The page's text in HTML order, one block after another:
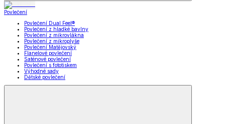
Povlečení
Povlečení Dual Feel®
Povlečení z hladké bavlny
Povlečení z mikrovlákna
Povlečení z mikroplyše
Povlečení Matějovský
Flanelové povlečení
Saténové povlečení
Povlečení s fototiskem
Výhodné sady
Dětské povlečení